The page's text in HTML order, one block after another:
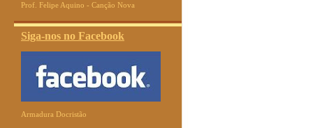
Prof. Felipe Aquino - Canção Nova
Siga-nos no Facebook
Armadura Docristão